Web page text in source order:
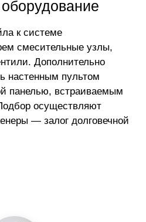
к системе
смесительные узлы,
Дополнительно
настенным пультом
панелью, встраиваемым
осуществляют
— залог долговечной